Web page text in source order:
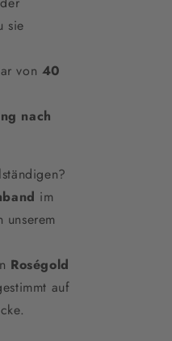
sie
von 40
nach
im
unserem
Roségold
auf